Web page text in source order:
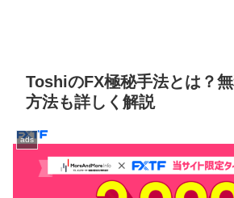
ToshiのFX極秘手法とは？
方法も詳しく解説
ads